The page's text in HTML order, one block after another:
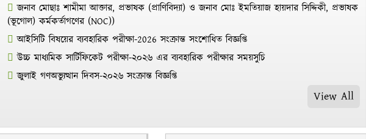
জনাব মোছাঃ শামীমা আক্তার, প্রভাষক (প্রাণিবিদ্যা) ও জনাব মোঃ ইমতিয়াজ হায়দার সিদ্দিকী, প্রভাষক
(ভূগোল) কর্মকর্তাগণের (NOC))
আইসিটি বিষয়ের ব্যবহারিক পরীক্ষা-2026 সংক্রান্ত সংশোধিত বিজ্ঞপ্তি
উচ্চ মাধ্যমিক সার্টিফিকেট পরীক্ষা-২০২৬ এর ব্যবহারিক পরীক্ষার সময়সুচি
জুলাই গণঅভ্যুত্থান দিবস-২০২৬ সংক্রান্ত বিজ্ঞপ্তি
View All